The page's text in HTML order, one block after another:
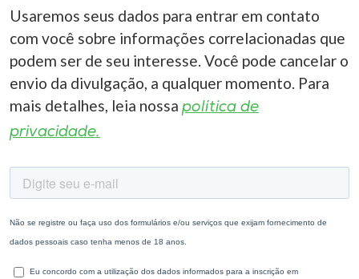
Usaremos seus dados para entrar em contato
com você sobre informações correlacionadas que
podem ser de seu interesse. Você pode cancelar o
envio da divulgação, a qualquer momento. Para
mais detalhes, leia nossa política de
privacidade.